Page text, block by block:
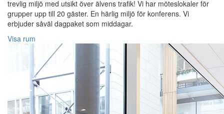
trevlig miljö med utsikt över älvens trafik! Vi har möteslokaler för
grupper upp till 20 gäster. En härlig miljö för konferens. Vi
erbjuder såväl dagpaket som middagar.
Visa rum